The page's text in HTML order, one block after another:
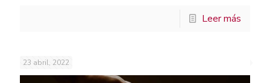
Leer más
23 abril, 2022